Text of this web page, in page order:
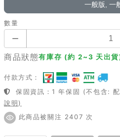
一般版, 一
數量
商品狀態有庫存 (約 2~3 天出貨
付款方式：
保固資訊：1 年保固 (不包含:
說明)
此商品被關注 2407 次